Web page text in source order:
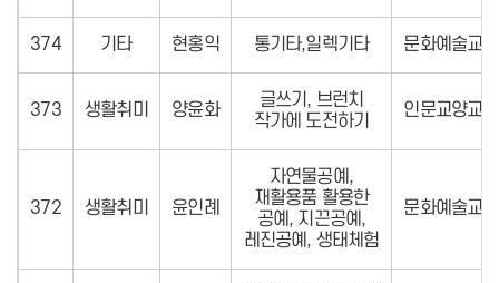
374 기타 현홍익 통기타,일렉기타 문화예술교육
373 생활취미 양윤화
글쓰기, 브런치
작가에 도전하기
인문교양교육
372 생활취미 윤인례
자연물공예,
재활용품 활용한
공예, 지끈공예,
레진공예, 생태체험
문화예술교육